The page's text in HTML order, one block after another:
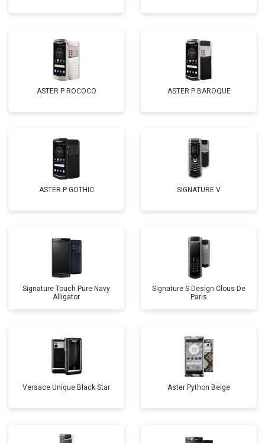
ASTER P ROCOCO ASTER P BAROQUE
ASTER P GOTHIC SIGNATURE V
Signature Touch Pure Navy
Alligator
Signature S Design Clous De
Paris
Versace Unique Black Star Aster Python Beige